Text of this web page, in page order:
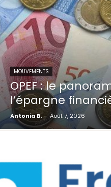
MOUVEMENTS
OPEF : le
l’épargne
Antonia B. - Août 7, 2026